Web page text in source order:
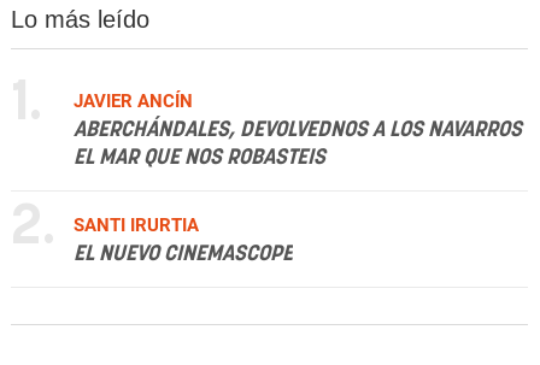
Lo más leído
1.
JAVIER ANCÍN
ABERCHÁNDALES, DEVOLVEDNOS A LOS NAVARROS
EL MAR QUE NOS ROBASTEIS
2.
SANTI IRURTIA
EL NUEVO CINEMASCOPE